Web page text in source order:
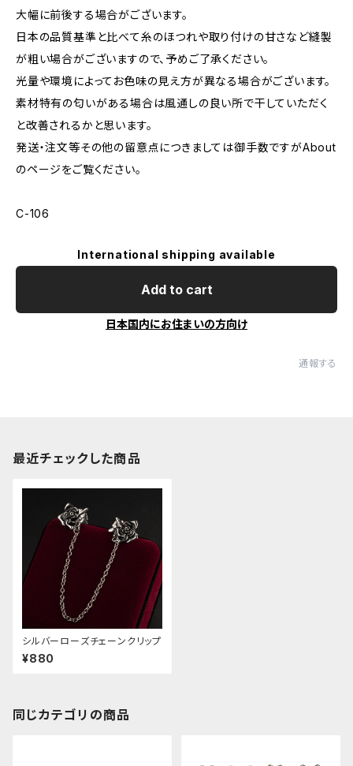
大幅に前後する場合がございます。
日本の品質基準と比べて糸のほつれや取り付けの甘さなど縫製
が粗い場合がございますので、予めご了承ください。
光量や環境によってお色味の見え方が異なる場合がございます。
素材特有の匂いがある場合は風通しの良い所で干していただく
と改善されるかと思います。
発送・注文等その他の留意点につきましては御手数ですがAbout
のページをご覧ください。
C-106
International shipping available
Add to cart
日本国内にお住まいの方向け
通報する
最近チェックした商品
シルバーローズチェーンクリップ
¥880
同じカテゴリの商品